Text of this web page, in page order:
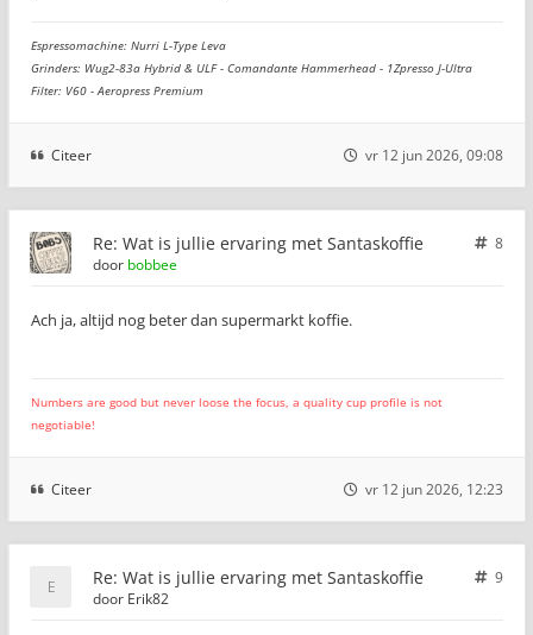
Espressomachine: Nurri L-Type Leva
Grinders: Wug2-83a Hybrid & ULF - Comandante Hammerhead - 1Zpresso J-Ultra
Filter: V60 - Aeropress Premium
Citeer vr 12 jun 2026, 09:08
Re: Wat is jullie ervaring met Santaskoffie
8
door bobbee
Ach ja, altijd nog beter dan supermarkt koffie.
Numbers are good but never loose the focus, a quality cup profile is not
negotiable!
Citeer vr 12 jun 2026, 12:23
Re: Wat is jullie ervaring met Santaskoffie
9
door Erik82